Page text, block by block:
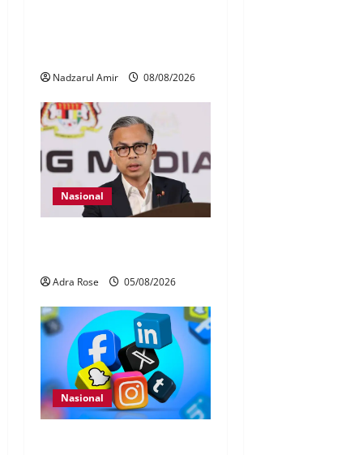
Nadzarul Amir 08/08/2026
Nasional
Adra Rose 05/08/2026
Nasional